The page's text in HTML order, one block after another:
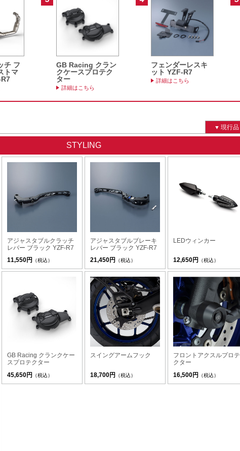
チ フ
トマ
GB Racing クラン
クケースプロテク
ター
詳細はこちら
フェンダーレスキ
ット YZF-R7
詳細はこちら
現行品
STYLING
アジャスタブルクラッチ
レバー ブラック YZF-R7
11,550円
（税込）
アジャスタブルブレーキ
レバー ブラック YZF-R7
21,450円
（税込）
LEDウィンカー
12,650円 （税込）
GB Racing クランクケー
スプロテクター
45,650円 （税込）
スイングアームフック
18,700円 （税込）
フロントアクスルプロテ
クター
16,500円 （税込）